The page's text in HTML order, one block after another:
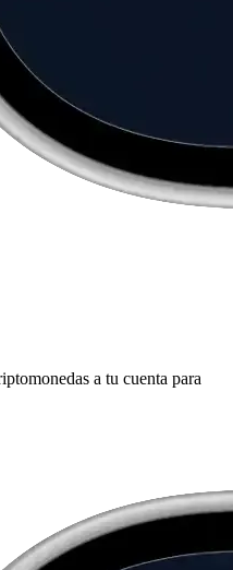
a tu cuenta para